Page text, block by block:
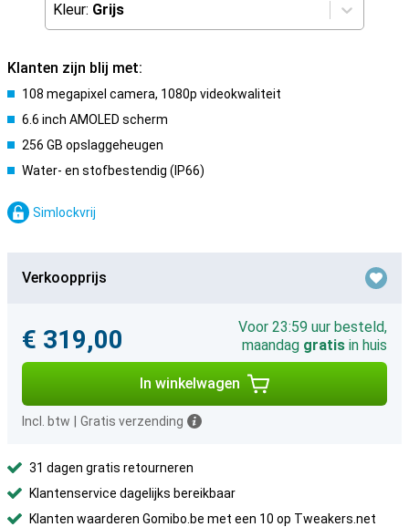
Kleur: Grijs
Klanten zijn blij met:
108 megapixel camera, 1080p videokwaliteit
6.6 inch AMOLED scherm
256 GB opslaggeheugen
Water- en stofbestendig (IP66)
Simlockvrij
Verkoopprijs
€ 319,00
Voor 23:59 uur besteld,
maandag gratis in huis
In winkelwagen
Incl. btw Gratis verzending
31 dagen gratis retourneren
Klantenservice dagelijks bereikbaar
Klanten waarderen Gomibo.be met een 10 op Tweakers.net